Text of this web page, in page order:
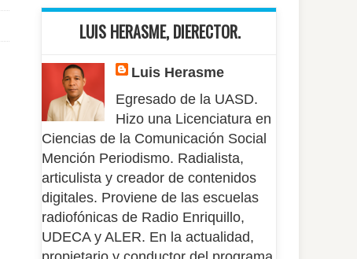
LUIS HERASME, DIERECTOR.
Luis Herasme
Egresado de la UASD.
Hizo una Licenciatura en
Ciencias de la Comunicación Social
Mención Periodismo. Radialista,
articulista y creador de contenidos
digitales. Proviene de las escuelas
radiofónicas de Radio Enriquillo,
UDECA y ALER. En la actualidad,